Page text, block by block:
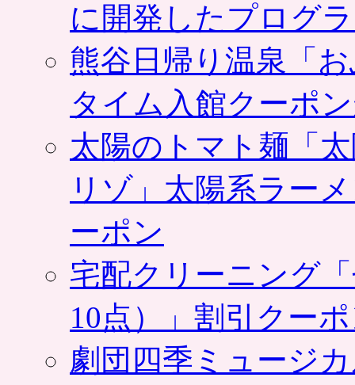
換
で
る
カ
ド
に開発したプログ
熊谷日帰り温泉「
タイム入館クーポ
太陽のトマト麺「
リゾ」太陽系ラー
ーポン
宅配クリーニング
10点）」割引クー
劇団四季ミュージ